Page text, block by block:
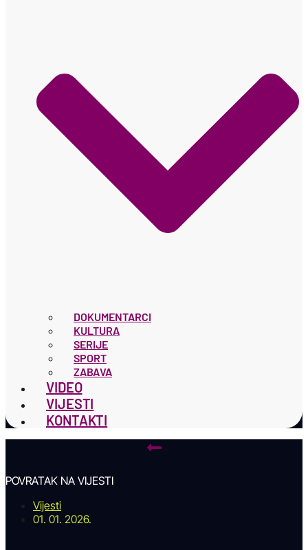
DOKUMENTARCI
KULTURA
SERIJE
SPORT
ZABAVA
VIDEO
VIJESTI
KONTAKTI
POVRATAK NA VIJESTI
Vijesti
01. 01. 2026.